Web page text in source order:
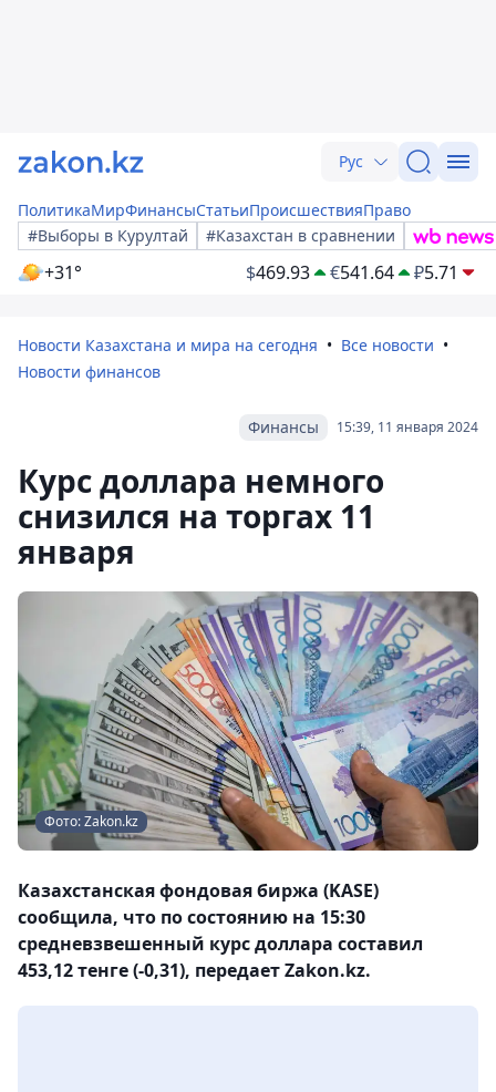
Рус
ПолитикаМирФинансыСтатьиПроисшествияПраво
#Выборы в Курултай
#Казахстан в сравнении
+31° $469.93 €541.64 ₽5.71
Новости Казахстана и мира на сегодня
Все новости
Новости финансов
15:39, 11 января 2024
Финансы
Курс доллара немного
снизился на торгах 11
января
Фото: Zakon.kz
Казахстанская фондовая биржа (KASE)
сообщила, что по состоянию на 15:30
средневзвешенный курс доллара составил
453,12 тенге (-0,31), передает Zakon.kz.